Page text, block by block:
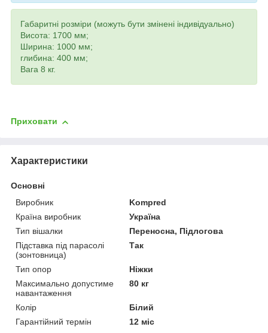
Габаритні розміри (можуть бути змінені індивідуально)
Висота: 1700 мм;
Ширина: 1000 мм;
глибина: 400 мм;
Вага 8 кг.
Приховати
Характеристики
Основні
Виробник
Kompred
Країна виробник
Україна
Тип вішалки
Переносна, Підлогова
Підставка під парасолі
(зонтовница)
Так
Тип опор
Ніжки
Максимально допустиме
навантаження
80 кг
Колір
Білий
Гарантійний термін
12 міс